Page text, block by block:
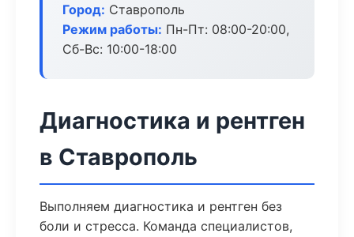
Город: Ставрополь
Режим работы: Пн-Пт: 08:00-20:00,
Сб-Вс: 10:00-18:00
Диагностика и рентген
в Ставрополь
Выполняем диагностика и рентген без
боли и стресса. Команда специалистов,